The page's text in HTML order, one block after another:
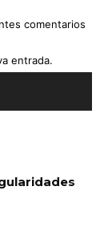
comentarios
entrada.